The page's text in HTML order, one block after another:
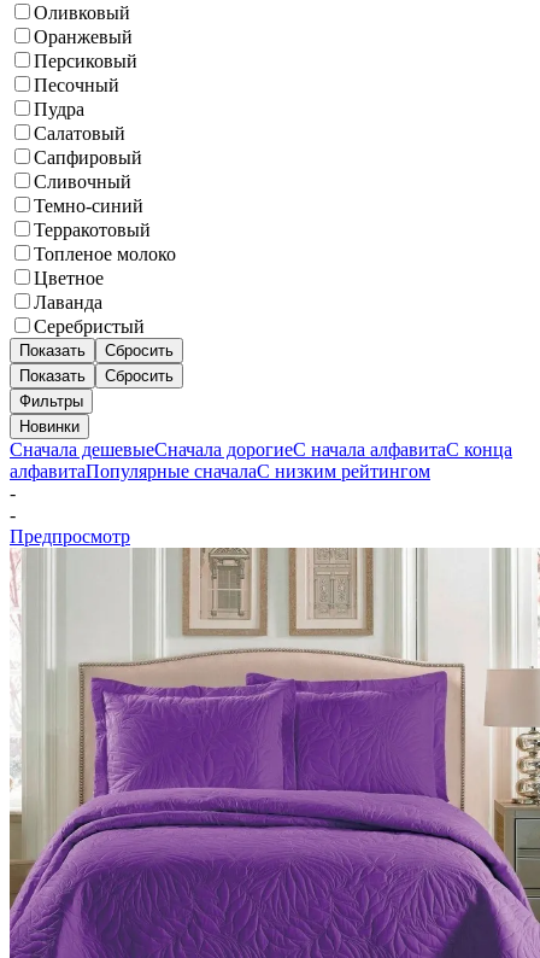
Оливковый
Оранжевый
Персиковый
Песочный
Пудра
Салатовый
Сапфировый
Сливочный
Темно-синий
Терракотовый
Топленое молоко
Цветное
Лаванда
Серебристый
Показать
Сбросить
Показать
Сбросить
Фильтры
Новинки
Сначала дешевыеСначала дорогиеС начала алфавитаС конца
алфавитаПопулярные сначалаС низким рейтингом
-
-
Предпросмотр